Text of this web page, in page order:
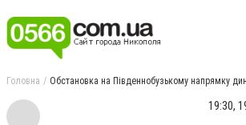
Головна Обстановка на Південнобузькому напрямку
19:30,